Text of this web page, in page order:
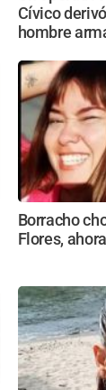
Cívico
hombre
Borracho
Flores,